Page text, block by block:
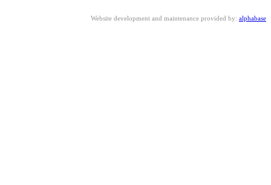
Website development and maintenance provided by: alphabase